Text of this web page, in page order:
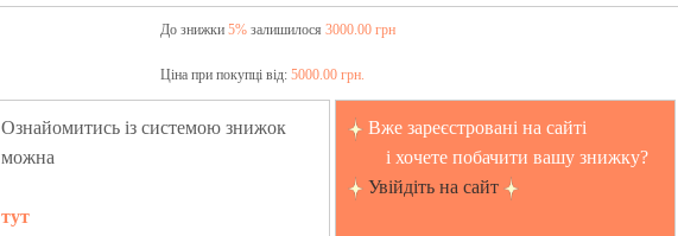
До знижки 5%залишилося 3000.00 грн
Ціна при покупці від: 5000.00 грн.
Ознайомитись із системою знижок
можна
тут
Вже зареєстровані на сайті
і хочете побачити вашу знижку?
Увійдіть на сайт